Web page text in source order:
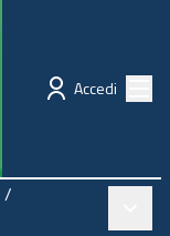
Accedi
/